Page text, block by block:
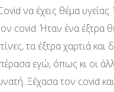
να έχεις θέμα
covid. Ήταν ένα έξτρα
τα έξτρα χαρτιά
εγώ, όπως κι οι
Ξέχασα τον covid